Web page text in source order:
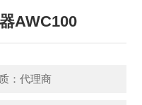
AWC100
：代理商